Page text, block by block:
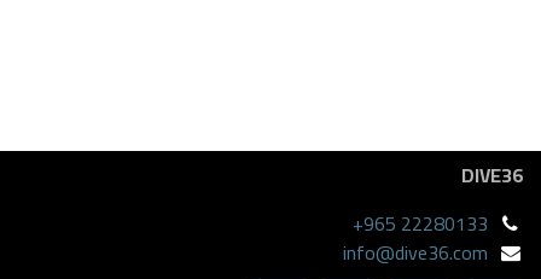
DIVE36
+965 22280133
info@dive36.com